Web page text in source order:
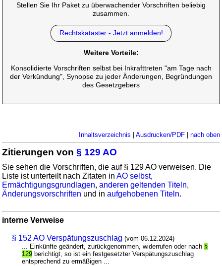
Stellen Sie Ihr Paket zu überwachender Vorschriften beliebig
zusammen.
Rechtskataster - Jetzt anmelden!
Weitere Vorteile:
Konsolidierte Vorschriften selbst bei Inkrafttreten "am Tage nach
der Verkündung", Synopse zu jeder Änderungen, Begründungen
des Gesetzgebers
Inhaltsverzeichnis Ausdrucken/PDF| nach oben
Zitierungen von§ 129 AO
Sie sehen die Vorschriften, die auf § 129 AO verweisen. Die
Liste ist unterteilt nach Zitaten inAO selbst,
Ermächtigungsgrundlagen,anderen geltenden Titeln,
Änderungsvorschriften und inaufgehobenen Titeln.
interne Verweise
§ 152 AO Verspätungszuschlag (vom 06.12.2024)
... Einkünfte geändert, zurückgenommen, widerrufen oder nach §
129 berichtigt, so ist ein festgesetzter Verspätungszuschlag
entsprechend zu ermäßigen ...